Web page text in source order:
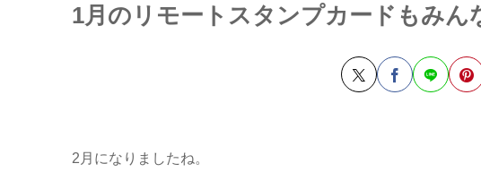
1月のリモートスタンプカードもみん
2月になりましたね。